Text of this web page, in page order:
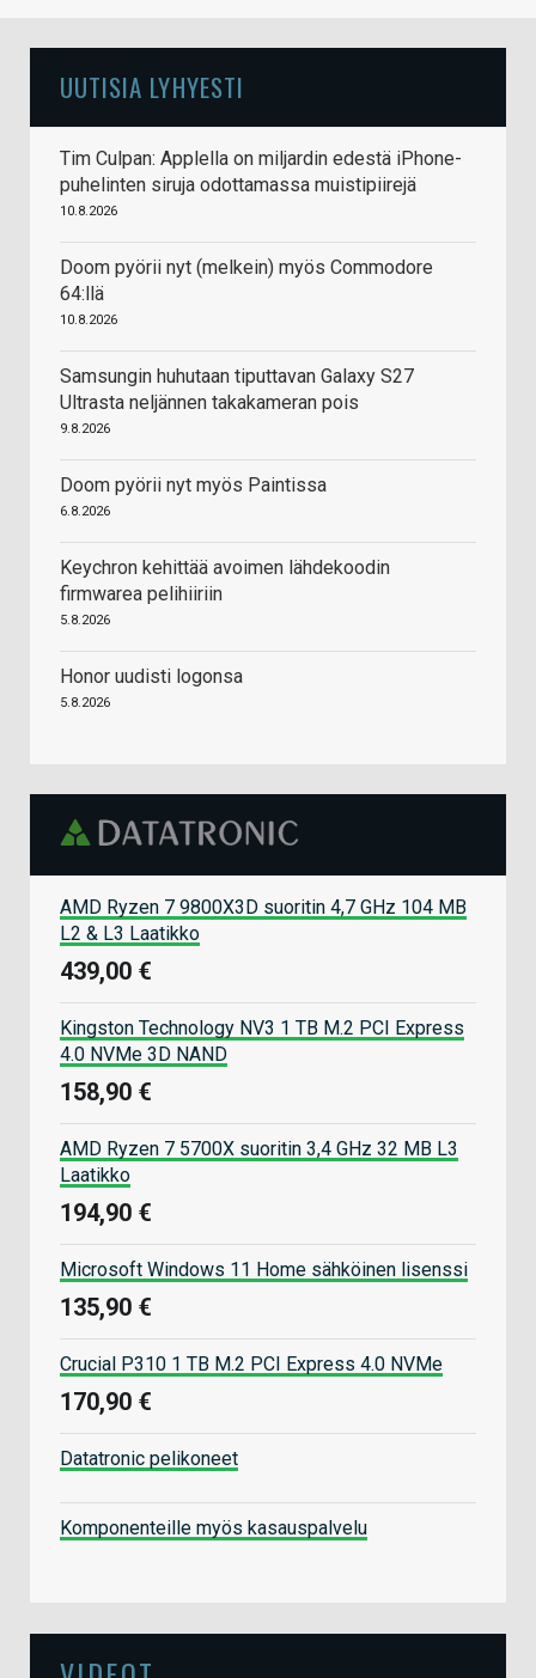
UUTISIA LYHYESTI
Tim Culpan: Applella on miljardin edestä iPhone-
puhelinten siruja odottamassa muistipiirejä
10.8.2026
Doom pyörii nyt (melkein) myös Commodore
64:llä
10.8.2026
Samsungin huhutaan tiputtavan Galaxy S27
Ultrasta neljännen takakameran pois
9.8.2026
Doom pyörii nyt myös Paintissa
6.8.2026
Keychron kehittää avoimen lähdekoodin
firmwarea pelihiiriin
5.8.2026
Honor uudisti logonsa
5.8.2026
AMD Ryzen 7 9800X3D suoritin 4,7 GHz 104 MB
L2 & L3 Laatikko
439,00 €
Kingston Technology NV3 1 TB M.2 PCI Express
4.0 NVMe 3D NAND
158,90 €
AMD Ryzen 7 5700X suoritin 3,4 GHz 32 MB L3
Laatikko
194,90 €
Microsoft Windows 11 Home sähköinen lisenssi
135,90 €
Crucial P310 1 TB M.2 PCI Express 4.0 NVMe
170,90 €
Datatronic pelikoneet
Komponenteille myös kasauspalvelu